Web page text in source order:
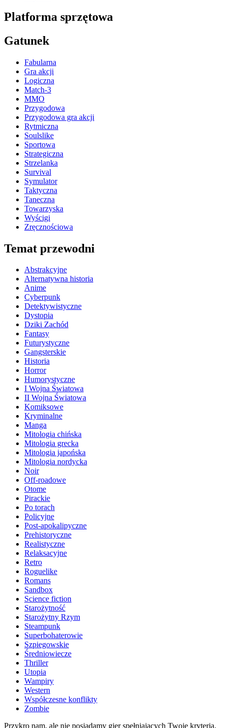
Platforma sprzętowa
Gatunek
Fabularna
Gra akcji
Logiczna
Match-3
MMO
Przygodowa
Przygodowa gra akcji
Rytmiczna
Soulslike
Sportowa
Strategiczna
Strzelanka
Survival
Symulator
Taktyczna
Taneczna
Towarzyska
Wyścigi
Zręcznościowa
Temat przewodni
Abstrakcyjne
Alternatywna historia
Anime
Cyberpunk
Detektywistyczne
Dystopia
Dziki Zachód
Fantasy
Futurystyczne
Gangsterskie
Historia
Horror
Humorystyczne
I Wojna Światowa
II Wojna Światowa
Komiksowe
Kryminalne
Manga
Mitologia chińska
Mitologia grecka
Mitologia japońska
Mitologia nordycka
Noir
Off-roadowe
Otome
Pirackie
Po torach
Policyjne
Post-apokalipyczne
Prehistoryczne
Realistyczne
Relaksacyjne
Retro
Roguelike
Romans
Sandbox
Science fiction
Starożytność
Starożytny Rzym
Steampunk
Superbohaterowie
Szpiegowskie
Średniowiecze
Thriller
Utopia
Wampiry
Western
Współczesne konflikty
Zombie
Przykro nam, ale nie posiadamy gier spełniających Twoje kryteria.